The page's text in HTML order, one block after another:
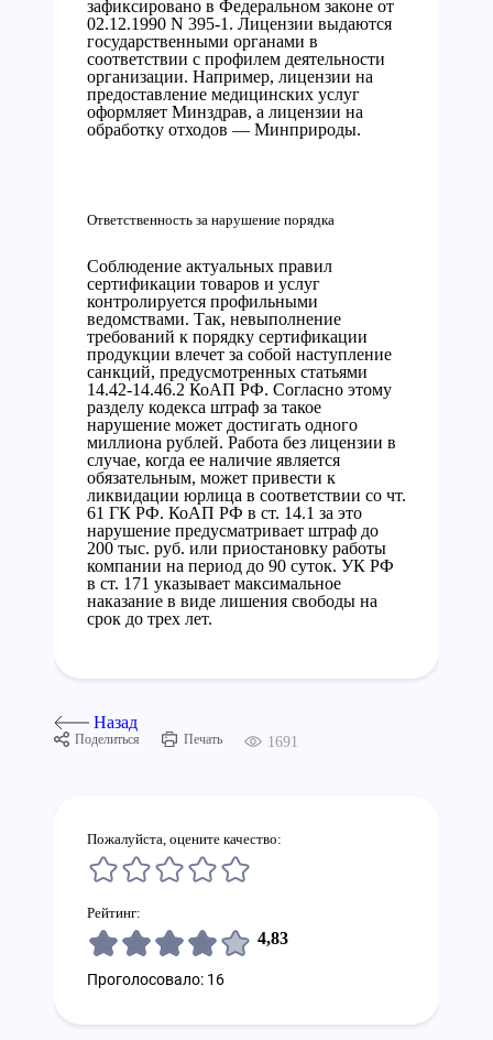
зафиксировано в Федеральном законе от
02.12.1990 N 395-1. Лицензии выдаются
государственными органами в
соответствии с профилем деятельности
организации. Например, лицензии на
предоставление медицинских услуг
оформляет Минздрав, а лицензии на
обработку отходов — Минприроды.
Ответственность за нарушение порядка
Соблюдение актуальных правил
сертификации товаров и услуг
контролируется профильными
ведомствами. Так, невыполнение
требований к порядку сертификации
продукции влечет за собой наступление
санкций, предусмотренных статьями
14.42-14.46.2 КоАП РФ. Согласно этому
разделу кодекса штраф за такое
нарушение может достигать одного
миллиона рублей. Работа без лицензии в
случае, когда ее наличие является
обязательным, может привести к
ликвидации юрлица в соответствии со чт.
61 ГК РФ. КоАП РФ в ст. 14.1 за это
нарушение предусматривает штраф до
200 тыс. руб. или приостановку работы
компании на период до 90 суток. УК РФ
в ст. 171 указывает максимальное
наказание в виде лишения свободы на
срок до трех лет.
Назад
Поделиться Печать 1691
Пожалуйста, оцените качество:
Рейтинг:
4,83
Проголосовало: 16